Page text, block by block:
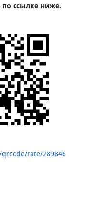
ссылке ниже.
rate/289846